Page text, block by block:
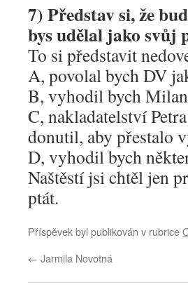
7) Představ si, že
bys udělal jako svůj
To si představit
A, povolal bych DV
B, vyhodil bych
C, nakladatelství
donutil, aby přestalo
D, vyhodil bych
Naštěstí jsi chtěl jen
ptát.
Příspěvek byl publikován v rubrice
← Jarmila Novotná